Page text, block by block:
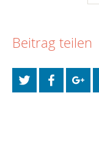
Beitrag teilen